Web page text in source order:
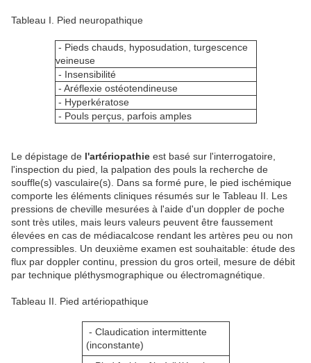
Tableau I. Pied neuropathique
- Pieds chauds, hyposudation, turgescence
veineuse
- Insensibilité
- Aréflexie ostéotendineuse
- Hyperkératose
- Pouls perçus, parfois amples
Le dépistage de l'artériopathie est basé sur l'interrogatoire,
l'inspection du pied, la palpation des pouls la recherche de
souffle(s) vasculaire(s). Dans sa formé pure, le pied ischémique
comporte les éléments cliniques résumés sur le Tableau II. Les
pressions de cheville mesurées à l'aide d'un doppler de poche
sont très utiles, mais leurs valeurs peuvent être faussement
élevées en cas de médiacalcose rendant les artères peu ou non
compressibles. Un deuxième examen est souhaitable: étude des
flux par doppler continu, pression du gros orteil, mesure de débit
par technique pléthysmographique ou électromagnétique.
Tableau II. Pied artériopathique
- Claudication intermittente
(inconstante)